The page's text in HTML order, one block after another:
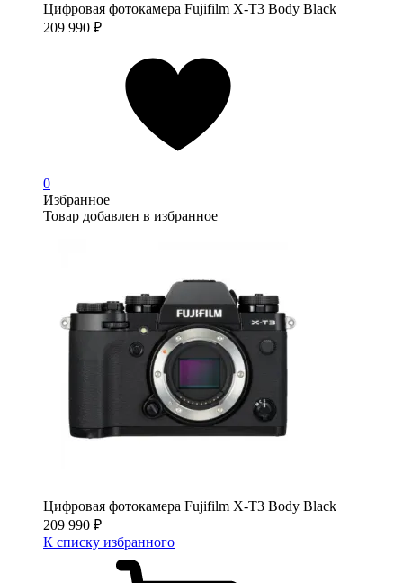
Цифровая фотокамера Fujifilm X-T3 Body Black
209 990 ₽
0
Избранное
Товар добавлен в избранное
Цифровая фотокамера Fujifilm X-T3 Body Black
209 990 ₽
К списку избранного